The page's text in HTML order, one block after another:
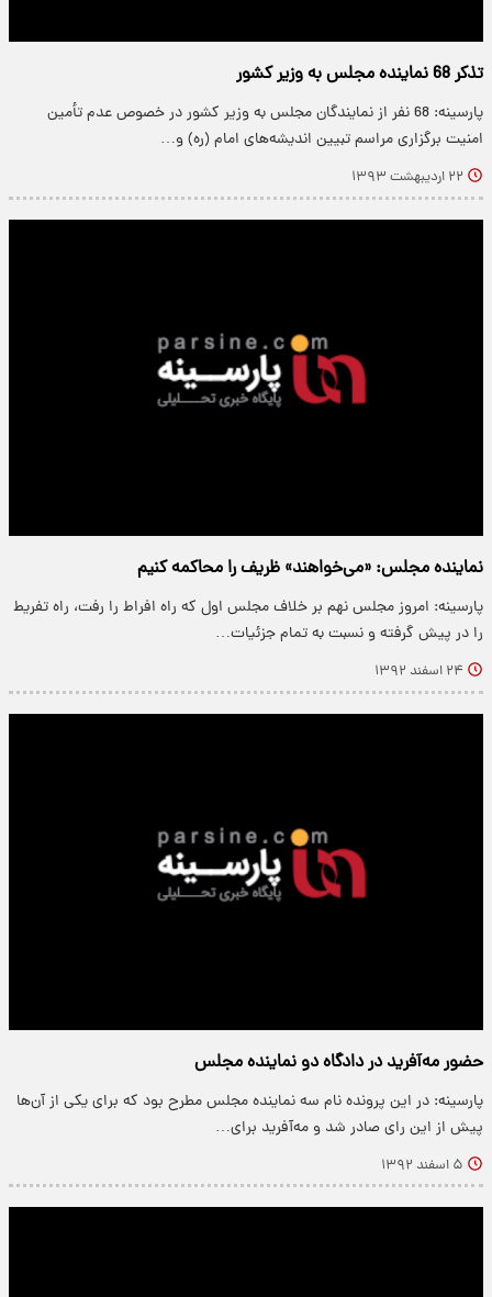
تذکر 68 نماینده مجلس به وزیر کشور
پارسینه: 68 نفر از نمایندگان مجلس به وزیر کشور در خصوص عدم تأمین
امنیت برگزاری مراسم تبیین اندیشه‌های امام (ره) و…
۲۲ اردیبهشت ۱۳۹۳
نماینده مجلس: «می‌خواهند» ظریف را محاکمه کنیم
پارسینه: امروز مجلس نهم بر خلاف مجلس اول که راه افراط را رفت، راه تفریط
را در پیش گرفته و نسبت به تمام جزئیات…
۲۴ اسفند ۱۳۹۲
حضور مه‌آفرید در دادگاه دو نماینده‌ مجلس
پارسینه: در این پرونده نام سه نماینده مجلس مطرح بود که برای یکی از آن‌ها
پیش از این رای صادر شد و مه‌آفرید برای…
۵ اسفند ۱۳۹۲